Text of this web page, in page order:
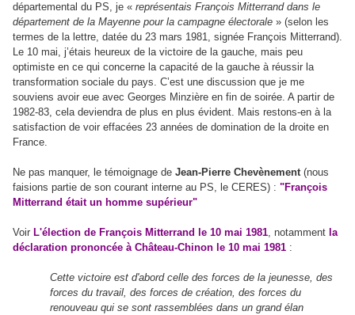
départemental du PS, je « représentais François Mitterrand dans le
département de la Mayenne pour la campagne électorale » (selon les
termes de la lettre, datée du 23 mars 1981, signée François Mitterrand).
Le 10 mai, j’étais heureux de la victoire de la gauche, mais peu
optimiste en ce qui concerne la capacité de la gauche à réussir la
transformation sociale du pays. C’est une discussion que je me
souviens avoir eue avec Georges Minzière en fin de soirée. A partir de
1982-83, cela deviendra de plus en plus évident. Mais restons-en à la
satisfaction de voir effacées 23 années de domination de la droite en
France.
Ne pas manquer, le témoignage de Jean-Pierre Chevènement (nous
faisions partie de son courant interne au PS, le CERES) : "François
Mitterrand était un homme supérieur"
Voir L'élection de François Mitterrand le 10 mai 1981, notamment la
déclaration prononcée à Château-Chinon le 10 mai 1981 :
Cette victoire est d'abord celle des forces de la jeunesse, des
forces du travail, des forces de création, des forces du
renouveau qui se sont rassemblées dans un grand élan